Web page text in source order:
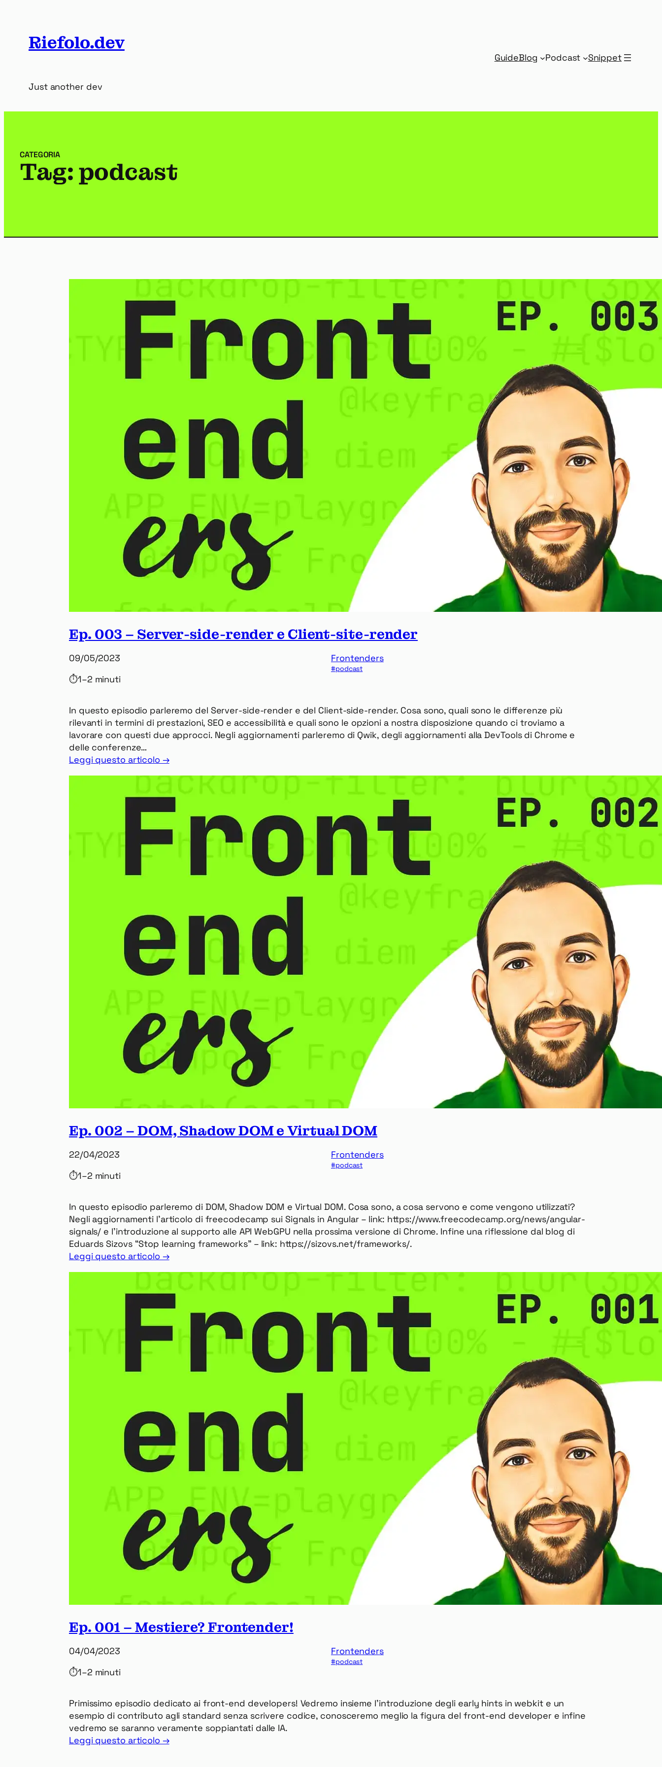
contenutoRiefolo.dev
Just another dev
GuideBlog Podcast Snippet
CATEGORIA
Tag:podcast
Ep. 003 – Server-side-render e Client-site-render
09/05/2023
⏱1–2 minuti
Frontenders
podcast
In questo episodio parleremo del Server-side-render e del Client-side-render. Cosa sono, quali sono le differenze più
rilevanti in termini di prestazioni, SEO e accessibilità e quali sono le opzioni a nostra disposizione quando ci troviamo a
lavorare con questi due approcci. Negli aggiornamenti parleremo di Qwik, degli aggiornamenti alla DevTools di Chrome e
delle conferenze…
Leggi questo articolo →
Ep. 002 – DOM, Shadow DOM e Virtual DOM
22/04/2023
⏱1–2 minuti
Frontenders
podcast
In questo episodio parleremo di DOM, Shadow DOM e Virtual DOM. Cosa sono, a cosa servono e come vengono utilizzati?
Negli aggiornamenti l’articolo di freecodecamp sui Signals in Angular – link: https://www.freecodecamp.org/news/angular-
signals/ e l’introduzione al supporto alle API WebGPU nella prossima versione di Chrome. Infine una riflessione dal blog di
Eduards Sizovs “Stop learning frameworks” – link: https://sizovs.net/frameworks/.
Leggi questo articolo →
Ep. 001 – Mestiere? Frontender!
04/04/2023
⏱1–2 minuti
Frontenders
podcast
Primissimo episodio dedicato ai front-end developers! Vedremo insieme l’introduzione degli early hints in webkit e un
esempio di contributo agli standard senza scrivere codice, conosceremo meglio la figura del front-end developer e infine
vedremo se saranno veramente soppiantati dalle IA.
Leggi questo articolo →